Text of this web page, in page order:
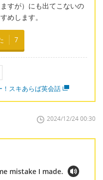
すが）にも出てこないの
めします。
7
スキあらば英会話
2024/12/24 00:30
mistake I made.